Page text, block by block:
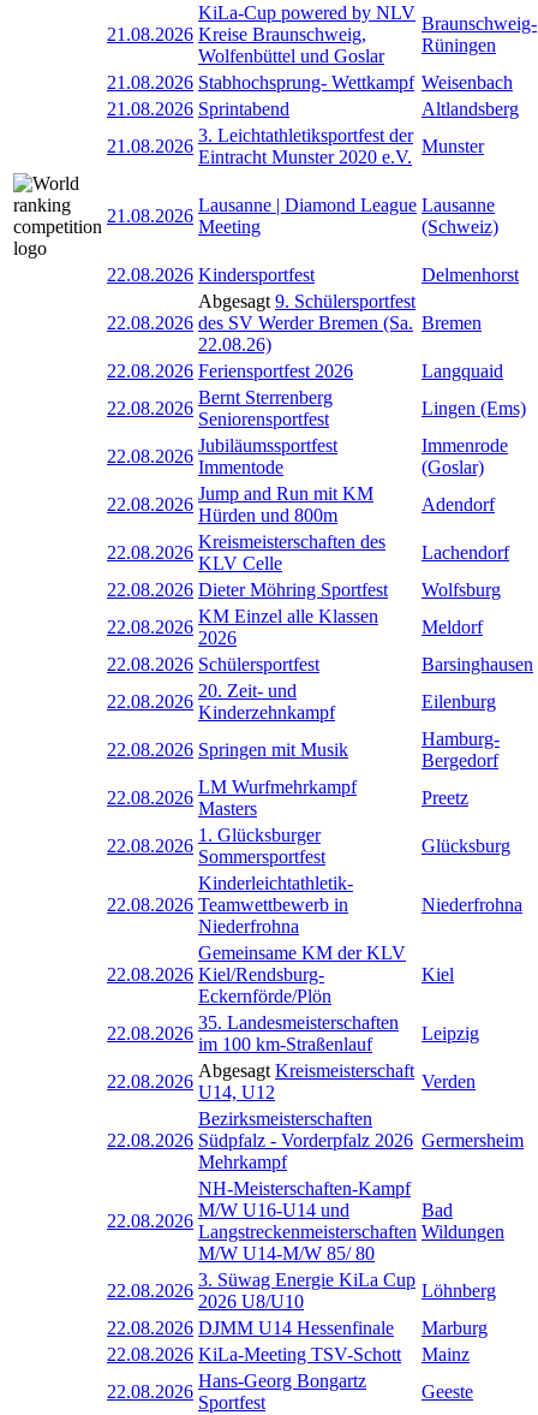
21.08.2026
KiLa-Cup powered by NLV
Kreise Braunschweig,
Wolfenbüttel und Goslar
Braunschweig-
Rüningen
21.08.2026 Stabhochsprung- Wettkampf Weisenbach
21.08.2026 Sprintabend
Altlandsberg
21.08.2026
3. Leichtathletiksportfest der
Eintracht Munster 2020 e.V.
Munster
21.08.2026
Lausanne | Diamond League
Meeting
Lausanne
(Schweiz)
22.08.2026 Kindersportfest Delmenhorst
22.08.2026
Abgesagt 9. Schülersportfest
des SV Werder Bremen (Sa.
22.08.26)
Bremen
22.08.2026 Feriensportfest 2026
Langquaid
22.08.2026
Bernt Sterrenberg
Seniorensportfest
Lingen (Ems)
22.08.2026
Jubiläumssportfest
Immentode
Immenrode
(Goslar)
22.08.2026
Jump and Run mit KM
Hürden und 800m
Adendorf
22.08.2026
Kreismeisterschaften des
KLV Celle
Lachendorf
22.08.2026 Dieter Möhring Sportfest
Wolfsburg
22.08.2026
KM Einzel alle Klassen
2026
Meldorf
22.08.2026 Schülersportfest
Barsinghausen
22.08.2026
20. Zeit- und
Kinderzehnkampf
Eilenburg
22.08.2026 Springen mit Musik
Hamburg-
Bergedorf
22.08.2026
LM Wurfmehrkampf
Masters
Preetz
22.08.2026
1. Glücksburger
Sommersportfest
Glücksburg
22.08.2026
Kinderleichtathletik-
Teamwettbewerb in
Niederfrohna
Niederfrohna
22.08.2026
Gemeinsame KM der KLV
Kiel/Rendsburg-
Eckernförde/Plön
Kiel
22.08.2026
35. Landesmeisterschaften
im 100 km-Straßenlauf
Leipzig
22.08.2026
Abgesagt Kreismeisterschaft
U14, U12
Verden
22.08.2026
Bezirksmeisterschaften
Südpfalz - Vorderpfalz 2026
Mehrkampf
Germersheim
22.08.2026
NH-Meisterschaften-Kampf
M/W U16-U14 und
Langstreckenmeisterschaften
M/W U14-M/W 85/ 80
Bad
Wildungen
22.08.2026
3. Süwag Energie KiLa Cup
2026 U8/U10
Löhnberg
22.08.2026 DJMM U14 Hessenfinale
Marburg
22.08.2026 KiLa-Meeting TSV-Schott
Mainz
22.08.2026
Hans-Georg Bongartz
Sportfest
Geeste